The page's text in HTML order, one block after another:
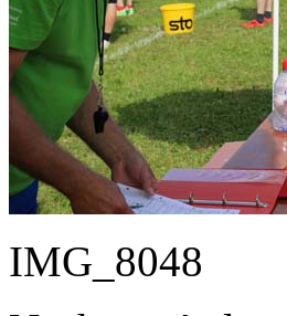
IMG_8048